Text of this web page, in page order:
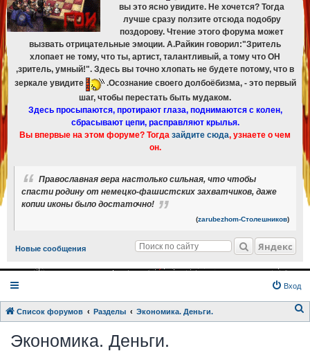
вы это ясно увидите. Не хочется? Тогда
лучше сразу ползите отсюда подобру
поздорову. Чтение этого форума может
вызвать отрицательные эмоции. А.Райкин говорил:"Зритель
хлопает не тому, что ты, артист, талантливый, а тому что ОН
,зритель, умный!". Здесь вы точно хлопать не будете потому, что в
зеркале увидите
.Осознание своего долбоёбизма, - это первый
шаг, чтобы перестать быть мудаком.
Здесь просыпаются, протирают глаза, поднимаются с колен,
сбрасывают цепи, расправляют крылья.
Вы впервые на этом форуме? Тогда зайдите сюда, узнаете о чем
он.
Православная вера настолько сильная, что чтобы
спасти родину от немецко-фашистских захватчиков, даже
копии иконы было достаточно!
(zarubezhom-Столешников)
Новые сообщения Яндекс
Вход
Список форумов Разделы Экономика. Деньги.
Экономика. Деньги.